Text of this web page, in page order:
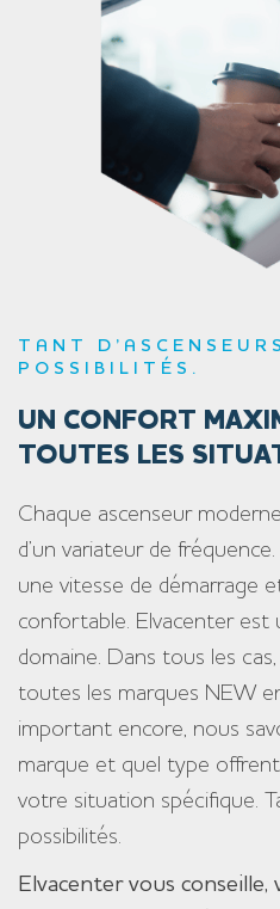
TANT
POSSIBILITÉS.
UN CONFORT
TOUTES LES
Chaque ascenseur
d’un variateur de
une vitesse de démarrage
confortable. Elvacenter est
domaine. Dans tous les
toutes les marques NEW
important encore, nous
marque et quel type
votre situation spécifique.
possibilités.
Elvacenter vous conseille,